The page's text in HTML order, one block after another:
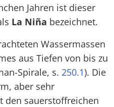
Jahren ist dieser
La Niña bezeichnet.
Wassermassen
aus Tiefen von bis zu
Spirale, s. 250.1). Die
aber sehr
den sauerstoffreichen